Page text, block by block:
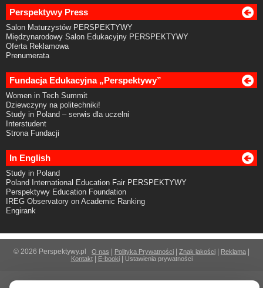
Perspektywy Press
Salon Maturzystów PERSPEKTYWY
Międzynarodowy Salon Edukacyjny PERSPEKTYWY
Oferta Reklamowa
Prenumerata
Fundacja Edukacyjna „Perspektywy”
Women in Tech Summit
Dziewczyny na politechniki!
Study in Poland – serwis dla uczelni
Interstudent
Strona Fundacji
In English
Study in Poland
Poland International Education Fair PERSPEKTYWY
Perspektywy Education Foundation
IREG Observatory on Academic Ranking
Engirank
© 2026 Perspektywy.pl O nas Polityka Prywatności Znak jakości Reklama
Kontakt| E-booki| Ustawienia prywatności